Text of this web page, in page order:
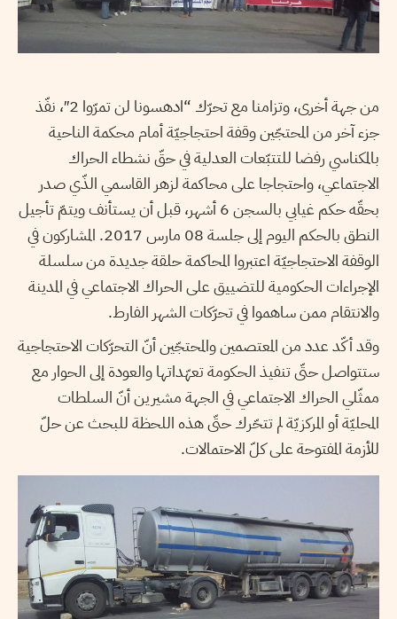
من جهة أخرى، وتزامنا مع تحرّك “ادهسونا لن تمرّوا 2″، نفّذ
جزء آخر من المحتجّين وقفة احتجاجيّة أمام محكمة الناحية
بالمكناسي رفضا للتتبّعات العدلية في حقّ نشطاء الحراك
الاجتماعي، واحتجاجا على محاكمة لزهر القاسمي الذّي صدر
بحقّه حكم غيابي بالسجن 6 أشهر، قبل أن يستأنف ويتمّ تأجيل
النطق بالحكم اليوم إلى جلسة 08 مارس 2017. المشاركون في
الوقفة الاحتجاجيّة اعتبروا المحاكمة حلقة جديدة من سلسلة
الإجراءات الحكومية للتضييق على الحراك الاجتماعي في المدينة
والانتقام ممن ساهموا في تحرّكات الشهر الفارط.
وقد أكّد عدد من المعتصمين والمحتجّين أنّ التحرّكات الاحتجاجية
ستتواصل حتّى تنفيذ الحكومة تعهّداتها والعودة إلى الحوار مع
ممثّلي الحراك الاجتماعي في الجهة مشيرين أنّ السلطات
المحليّة أو المركزيّة لم تتحّرك حتّى هذه اللحظة للبحث عن حلّ
للأزمة المفتوحة على كلّ الاحتمالات.